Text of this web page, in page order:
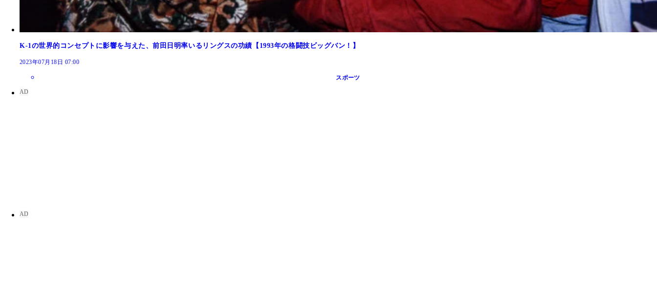
K-1の世界的コンセプトに影響を与えた、前田日明率いるリングスの功績【1993年の格闘技ビッグバン！】
2023年07月18日 07:00
スポーツ